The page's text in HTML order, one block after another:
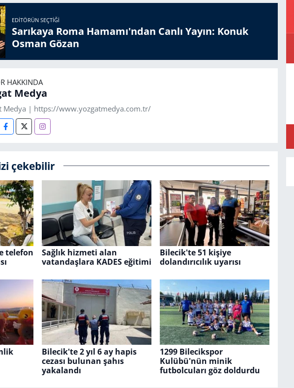
EDITÖRÜN SEÇTIĞI
Sarıkaya Roma Hamamı'ndan Canlı Yayın: Konuk
Osman Gözan
HAKKINDA
Medya
Medya | https://www.yozgatmedya.com.tr/
çekebilir
telefon
Sağlık hizmeti alan
vatandaşlara KADES eğitimi
Bilecik'te 51 kişiye
dolandırıcılık uyarısı
Bilecik'te 2 yıl 6 ay hapis
cezası bulunan şahıs
yakalandı
1299 Bilecikspor
Kulübü'nün minik
futbolcuları göz doldurdu